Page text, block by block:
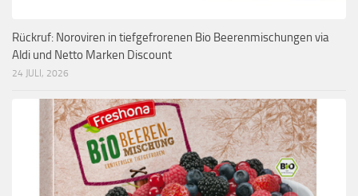
Rückruf: Noroviren in tiefgefrorenen Bio Beerenmischungen via
Aldi und Netto Marken Discount
24 JULI, 2026